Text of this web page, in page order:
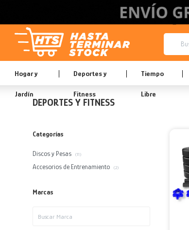
Hogar y
Jardín
Deportes y
Fitness
Tiempo
Libre
DEPORTES Y FITNESS
Categorías
Discos y Pesas (11)
Accesorios de Entrenamiento (2)
Marcas